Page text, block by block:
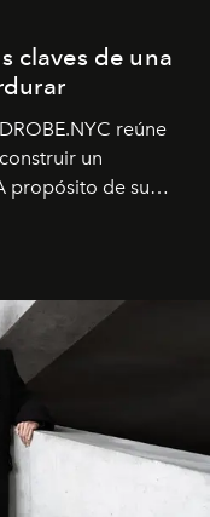
claves de una
reúne
un
propósito de su
neoyorquina y
de la marca